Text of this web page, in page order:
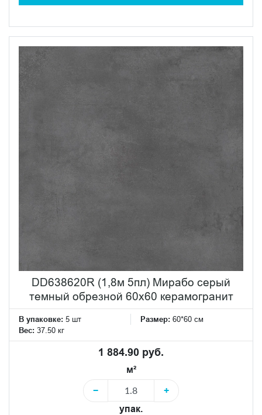
DD638620R (1,8м 5пл) Мирабо серый
темный обрезной 60х60 керамогранит
В упаковке: 5 шт Размер: 60*60 см
Вес: 37.50 кг
1 884.90 руб.
м²
−
+
упак.